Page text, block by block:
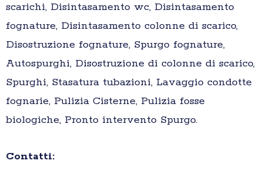
scarichi, Disintasamento wc, Disintasamento
fognature, Disintasamento colonne di scarico,
Disostruzione fognature, Spurgo fognature,
Autospurghi, Disostruzione di colonne di scarico,
Spurghi, Stasatura tubazioni, Lavaggio condotte
fognarie, Pulizia Cisterne, Pulizia fosse
biologiche, Pronto intervento Spurgo.
Contatti: